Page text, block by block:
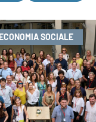
ECONOMIA SOCIALE